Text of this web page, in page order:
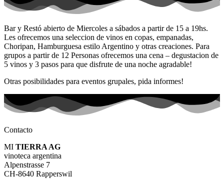
Bar y Restó abierto de Miercoles a sábados a partir de 15 a 19hs.
Les ofrecemos una seleccion de vinos en copas, empanadas,
Choripan, Hamburguesa estilo Argentino y otras creaciones. Para
grupos a partir de 12 Personas ofrecemos una cena – degustacion de
5 vinos y 3 pasos para que disfrute de una noche agradable!
Otras posibilidades para eventos grupales, pida informes!
Contacto
MI TIERRA AG
vinoteca argentina
Alpenstrasse 7
CH-8640 Rapperswil